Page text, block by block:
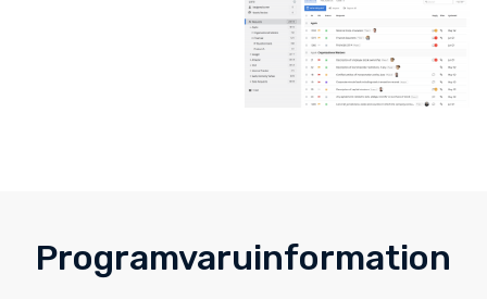
Programvaruinformation